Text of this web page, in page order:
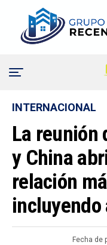
INTERNACIONAL
La reunión
y China
relación
incluyendo
Fecha de